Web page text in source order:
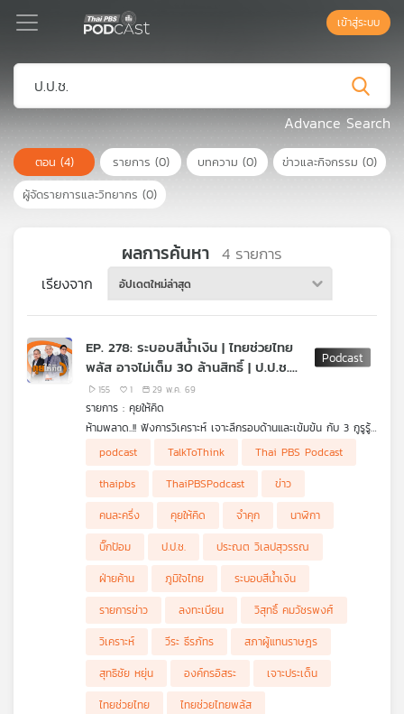
Podcast
เพล
ย์
ลิ
เพล
สต์
เข้าสู่ระบบ
Advance Search
ตอน (4) รายการ (0) บทความ (0) ข่าวและกิจกรรม (0)
ผู้จัดรายการและวิทยากร (0)
ผลการค้นหา 4 รายการ
เรียงจาก อัปเดตใหม่ล่าสุด
EP. 278: ระบอบสีน้ำเงิน | ไทยช่วยไทย
พลัส อาจไม่เต็ม 30 ล้านสิทธิ์ | ป.ป.ช.
กับนาฬิกาบิ๊กป้อม เชื่อมโยงอะไร
155 1 29 พ.ค. 69
รายการ : คุยให้คิด
ห้ามพลาด..!! ฟังการวิเคราะห์ เจาะลึกรอบด้านและเข้มข้น กับ 3 กูรูรู้
ข่าวร้อน
• ศาลตัดสินจำคุก 3 ปี อดีต 2 ป.ป.ช. ปกปิดข้อมูลการไต่สวนกรณี
"นาฬิกาบิ๊กป้อม"
• จากกรณีศาลตัดสินจำคุก "อดีต 2 ป.ป.ช." จะโยงไปถึงเรื่องอะไร
ต่อบ้าง ?
• "ที่มาขององค์กรอิสระ" สำคัญอย่างไร ?
• ระบอบสีน้ำเงิน
• ฝ่ายค้านติดขัดเกมในสภา การทำงานเคลื่อนตัวยาก
podcast TalkToThink
Thai PBS Podcast
thaipbs
ThaiPBSPodcast
ข่าว
คนละครึ่ง
คุยให้คิด จำคุก
นาฬิกา
บิ๊กป้อม
ป.ป.ช.
ประณต วิเลปสุวรรณ
ฝ่ายค้าน
ภูมิใจไทย
ระบอบสีน้ำเงิน
รายการข่าว
ลงทะเบียน
วิสุทธิ์ คมวัชรพงศ์
วิเคราะห์
วีระ ธีรภัทร
สภาผู้แทนราษฎร
สุทธิชัย หยุ่น
องค์กรอิสระ
เจาะประเด็น
ไทยช่วยไทย
ไทยช่วยไทยพลัส